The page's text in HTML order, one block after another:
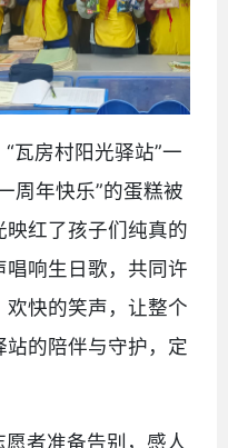
瓦房村阳光驿站”一
周年快乐”的蛋糕被
红了孩子们纯真的
响生日歌，共同许
快的笑声，让整个
的陪伴与守护，定
者准备告别，感人